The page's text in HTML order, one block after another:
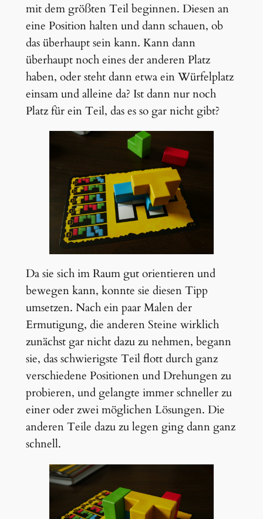
mit dem größten Teil beginnen. Diesen an
eine Position halten und dann schauen, ob
das überhaupt sein kann. Kann dann
überhaupt noch eines der anderen Platz
haben, oder steht dann etwa ein Würfelplatz
einsam und alleine da? Ist dann nur noch
Platz für ein Teil, das es so gar nicht gibt?
Da sie sich im Raum gut orientieren und
bewegen kann, konnte sie diesen Tipp
umsetzen. Nach ein paar Malen der
Ermutigung, die anderen Steine wirklich
zunächst gar nicht dazu zu nehmen, begann
sie, das schwierigste Teil flott durch ganz
verschiedene Positionen und Drehungen zu
probieren, und gelangte immer schneller zu
einer oder zwei möglichen Lösungen. Die
anderen Teile dazu zu legen ging dann ganz
schnell.